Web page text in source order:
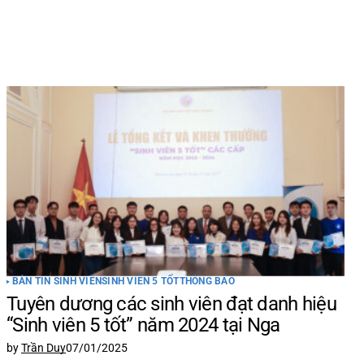
BẢN TIN SINH VIÊNSINH VIÊN 5 TỐTTHÔNG BÁO
Tuyên dương các sinh viên đạt danh hiệu
“Sinh viên 5 tốt” năm 2024 tại Nga
byTrần Duy07/01/2025